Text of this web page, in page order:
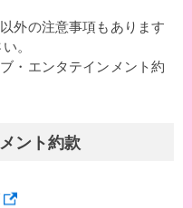
外の注意事項もあります
。
・エンタテインメント約
ント約款